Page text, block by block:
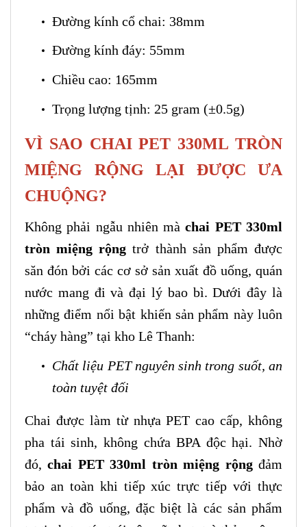
Đường kính cổ chai: 38mm
Đường kính đáy: 55mm
Chiều cao: 165mm
Trọng lượng tịnh: 25 gram (±0.5g)
VÌ SAO CHAI PET 330ML TRÒN
MIỆNG RỘNG LẠI ĐƯỢC ƯA
CHUỘNG?
Không phải ngẫu nhiên màchai PET 330ml
tròn miệng rộng trở thành sản phẩm được
săn đón bởi các cơ sở sản xuất đồ uống, quán
nước mang đi và đại lý bao bì. Dưới đây là
những điểm nổi bật khiến sản phẩm này luôn
“cháy hàng” tại kho Lê Thanh:
Chất liệu PET nguyên sinh trong suốt, an
toàn tuyệt đối
Chai được làm từ nhựa PET cao cấp, không
pha tái sinh, không chứa BPA độc hại. Nhờ
đó,chai PET 330ml tròn miệng rộngđảm
bảo an toàn khi tiếp xúc trực tiếp với thực
phẩm và đồ uống, đặc biệt là các sản phẩm